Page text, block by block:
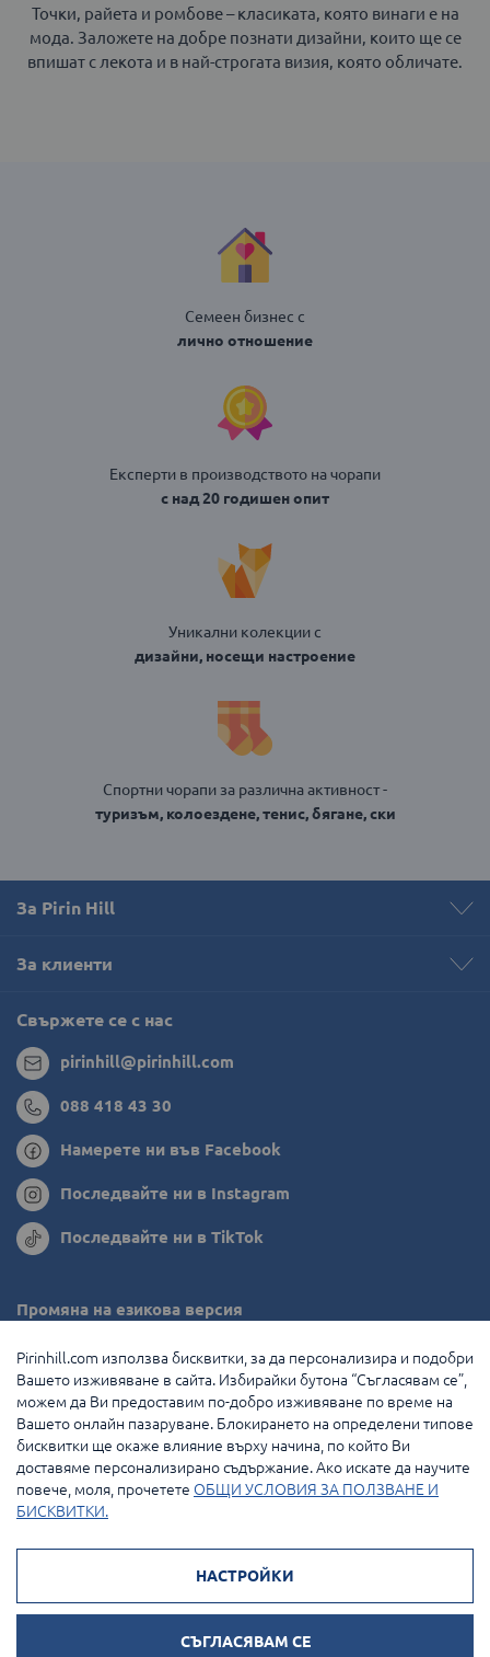
четете
страница
Точки, райета и ромбове – класиката, която винаги е на
мода. Заложете на добре познати дизайни, които ще се
впишат с лекота и в най-строгата визия, която обличате.
Семеен бизнес с
лично отношение
Експерти в производството на чорапи
с над 20 годишен опит
Уникални колекции с
дизайни, носещи настроение
Спортни чорапи за различна активност -
туризъм, колоездене, тенис, бягане, ски
За Pirin Hill
За клиенти
Свържете се с нас
pirinhill@pirinhill.com
088 418 43 30
Намерете ни във Facebook
Последвайте ни в Instagram
Последвайте ни в TikTok
Промяна на езикова версия
Румъния
Гърция
Нидерландия
Франция
Начини на плащане:
Pirinhill.com използва бисквитки, за да персонализира и подобри
Вашето изживяване в сайта. Избирайки бутона “Съгласявам се”,
можем да Ви предоставим по-добро изживяване по време на
Вашето онлайн пазаруване. Блокирането на определени типове
бисквитки ще окаже влияние върху начина, по който Ви
доставяме персонализирано съдържание. Ако искате да научите
повече, моля, прочетете ОБЩИ УСЛОВИЯ ЗА ПОЛЗВАНЕ И
БИСКВИТКИ.
СЪГЛАСЯВАМ СЕ
НАСТРОЙКИ